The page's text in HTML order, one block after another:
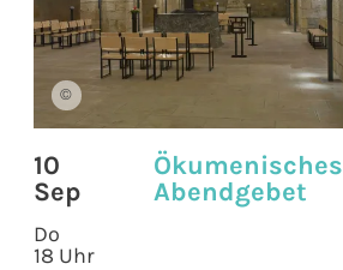
©
10
Sep
Do
18 Uhr
Ökumenisches
Abendgebet